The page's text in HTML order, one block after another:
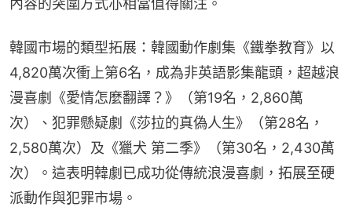
內容的突圍方式亦相當值得關注。
韓國市場的類型拓展：韓國動作劇集《鐵拳教育》以
4,820萬次衝上第6名，成為非英語影集龍頭，超越浪
漫喜劇《愛情怎麼翻譯？》（第19名，2,860萬
次）、犯罪懸疑劇《莎拉的真偽人生》（第28名，
2,580萬次）及《獵犬 第二季》（第30名，2,430萬
次）。這表明韓劇已成功從傳統浪漫喜劇，拓展至硬
派動作與犯罪市場。